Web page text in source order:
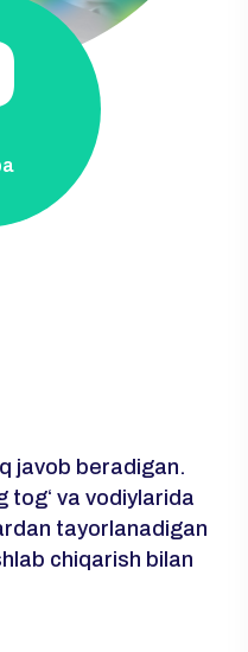
javob beradigan.
togʻ va vodiylarida
tayorlanadigan
chiqarish bilan